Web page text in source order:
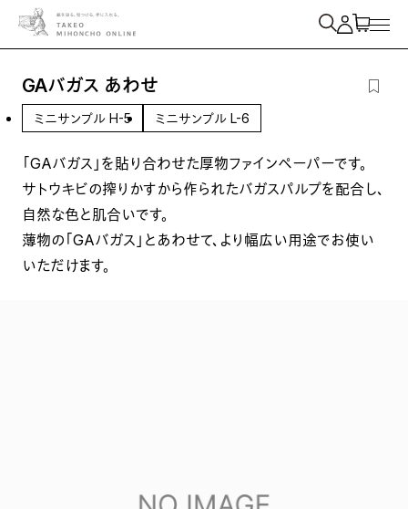
紙を検索
GAバガス あわせ
ミニサンプル H-5 ミニサンプル L-6
「GAバガス」を貼り合わせた厚物ファインペーパーです。
サトウキビの搾りかすから作られたバガスパルプを配合し、
自然な色と肌合いです。
薄物の「GAバガス」とあわせて、より幅広い用途でお使い
いただけます。